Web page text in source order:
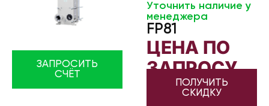
ЗАПРОСИТЬ
СЧЁТ
Уточнить наличие у
менеджера
FP81
ЦЕНА ПО
ЗАПРОСУ
ПОЛУЧИТЬ
СКИДКУ